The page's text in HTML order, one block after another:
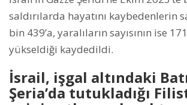
saldırılarda hayatını kaybedenlerin
bin 439’a, yaralıların sayısının ise
yükseldiği kaydedildi.
İsrail, işgal altındaki
Şeria’da tutukladığı